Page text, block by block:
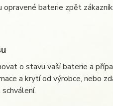
baterie zpět
o stavu vaší baterie a
a krytí od výrobce, nebo